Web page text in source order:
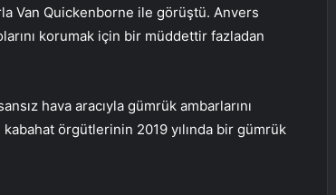
Van Quickenborne ile görüştü. Anvers
korumak için bir müddettir fazladan
hava aracıyla gümrük ambarlarını
örgütlerinin 2019 yılında bir gümrük